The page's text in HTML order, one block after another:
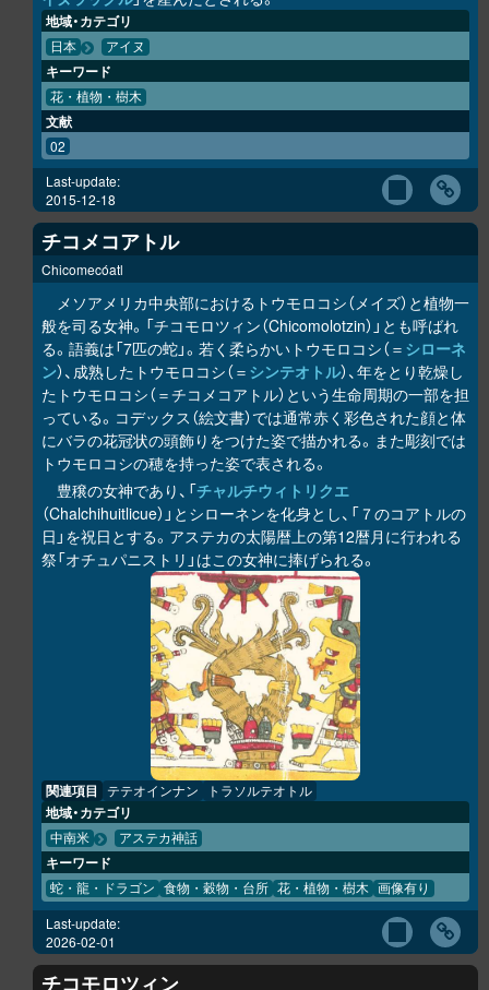
地域・カテゴリ
日本 アイヌ
キーワード
花・植物・樹木
文献
02
Last-update:
2015-12-18
チコメコアトル
Chicomecóatl
メソアメリカ中央部におけるトウモロコシ（メイズ）と植物一
般を司る女神。「チコモロツィン（Chicomolotzin）」とも呼ばれ
る。語義は「7匹の蛇」。若く柔らかいトウモロコシ（＝ シローネ
ン）、成熟したトウモロコシ（＝ シンテオトル）、年をとり乾燥し
たトウモロコシ（＝チコメコアトル）という生命周期の一部を担
っている。コデックス（絵文書）では通常赤く彩色された顔と体
にバラの花冠状の頭飾りをつけた姿で描かれる。また彫刻では
トウモロコシの穂を持った姿で表される。
豊穣の女神であり、「チャルチウィトリクエ
（Chalchihuitlicue）」とシローネンを化身とし、「７のコアトルの
日」を祝日とする。アステカの太陽暦上の第12暦月に行われる
祭「オチュパニストリ」はこの女神に捧げられる。
関連項目 テテオインナン トラソルテオトル
地域・カテゴリ
中南米 アステカ神話
キーワード
蛇・龍・ドラゴン 食物・穀物・台所 花・植物・樹木 画像有り
Last-update:
2026-02-01
チコモロツィン